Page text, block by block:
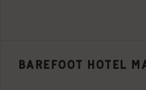
BAREFOOT HOTEL